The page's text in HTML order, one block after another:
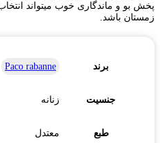
پخش بو و ماندگاری خوب میتواند
زمستان باشد.
برند Paco rabanne
جنسیت زنانه
طبع معتدل